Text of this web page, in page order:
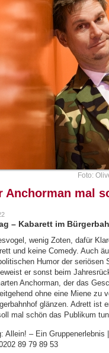
Foto:
Anchorman mal
– Kabarett im
wenig Zoten, dafür
und keine Comedy. Auch
Humor der
er sonst beim
Anchorman, der das
ohne eine Miene zu
glänzen. Adrett ist
mal schön das Publikum
Allein! – Ein Gruppenerlebnis
89 79 89 53